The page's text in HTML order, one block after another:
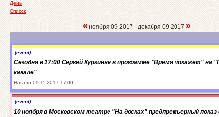
День
Список
« ноября 09 2017 - декабря 09 2017 »
(event)
Сегодня в 17:00 Сергей Кургинян в программе "Время покажет" на
канале"
Начало:09.11.2017 17:00
(event)
10 ноября в Московском театре "На досках" предпремьерный показ